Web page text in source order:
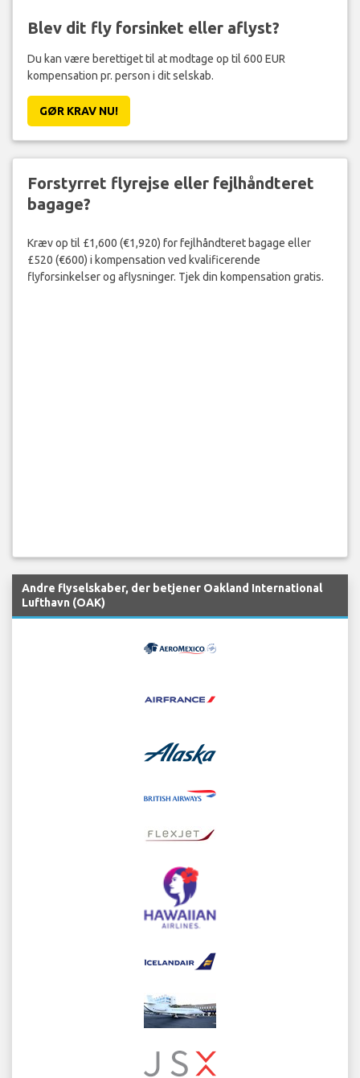
Blev dit fly forsinket eller aflyst?
Du kan være berettiget til at modtage op til 600 EUR
kompensation pr. person i dit selskab.
GØR KRAV NU!
Forstyrret flyrejse eller fejlhåndteret
bagage?
Kræv op til £1,600 (€1,920) for fejlhåndteret bagage eller
£520 (€600) i kompensation ved kvalificerende
flyforsinkelser og aflysninger. Tjek din kompensation gratis.
Andre flyselskaber, der betjener Oakland International
Lufthavn (OAK)